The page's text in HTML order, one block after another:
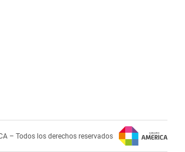
– Todos los derechos reservados